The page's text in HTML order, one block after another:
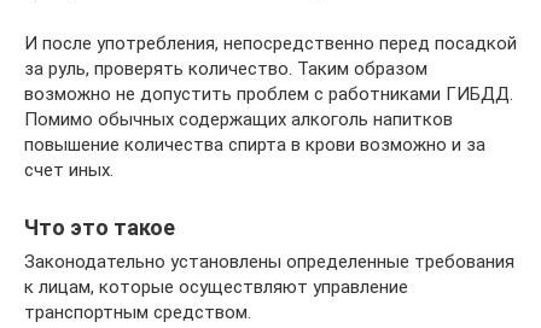
И после употребления, непосредственно перед посадкой
за руль, проверять количество. Таким образом
возможно не допустить проблем с работниками ГИБДД.
Помимо обычных содержащих алкоголь напитков
повышение количества спирта в крови возможно и за
счет иных.
Что это такое
Законодательно установлены определенные требования
к лицам, которые осуществляют управление
транспортным средством.